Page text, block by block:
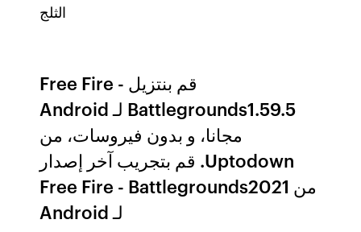
الثلج
‫قم بنتزيل Free Fire -
Battlegrounds1.59.5 لـ Android
مجانا، و بدون فيروسات، من
Uptodown. قم بتجريب آخر إصدار
من Free Fire - Battlegrounds2021
لـ Android